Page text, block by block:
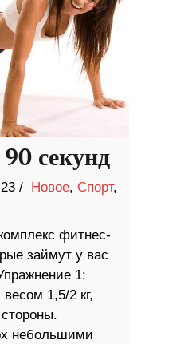
секунд
/ Новое, Спорт,
фитнес-
займут у вас
1:
1,5/2 кг,
небольшими